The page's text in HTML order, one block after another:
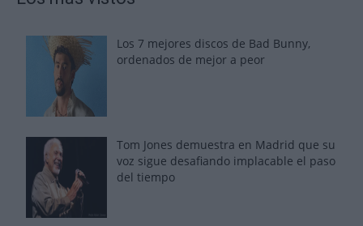
Los 7 mejores discos de Bad Bunny,
ordenados de mejor a peor
Tom Jones demuestra en Madrid que su
voz sigue desafiando implacable el paso
del tiempo